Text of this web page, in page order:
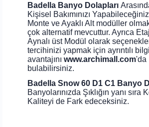
Badella Banyo Dolapları
Kişisel Bakımınızı
Monte ve Ayaklı Alt modüller
çok alternatif mevcuttur. Ayrıca
Aynalı üst Modül olarak
tercihinizi yapmak için ayrıntılı
avantajını www.archimall.com'da
bulabilirsiniz.
Badella Snow 60 D1 C1 Banyo
Banyolarınızda Şıklığın yanı sıra
Kaliteyi de Fark edeceksiniz.